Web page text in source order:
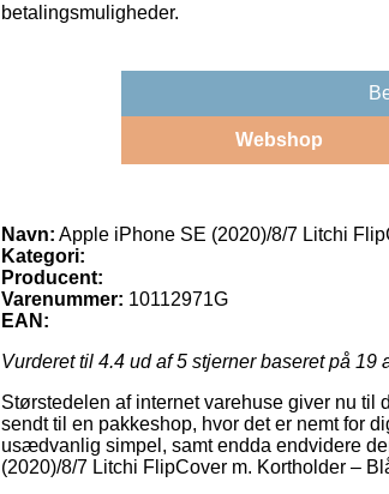
betalingsmuligheder.
Webshop
Navn: Apple iPhone SE (2020)/8/7 Litchi
Kategori:
Producent:
Varenummer: 10112971G
EAN:
Vurderet til 4.4 ud af 5 stjerner baseret på 19
Størstedelen af internet varehuse giver nu til
sendt til en pakkeshop, hvor det er nemt for
usædvanlig simpel, samt endda endvidere
(2020)/8/7 Litchi FlipCover m. Kortholder –